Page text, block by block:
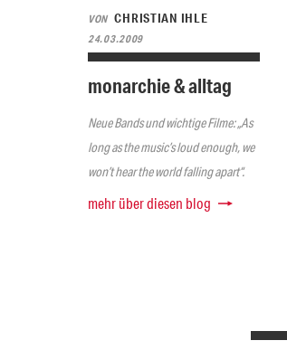
VON CHRISTIAN IHLE
24.03.2009
monarchie & alltag
Neue Bands und wichtige Filme: „As
long as the music’s loud enough, we
won’t hear the world falling apart“.
mehr über diesen blog